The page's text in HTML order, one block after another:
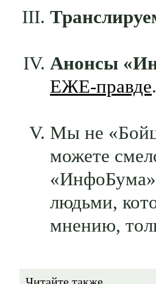
Анонсы
ЕЖЕ-правде.
Мы не
можете
людьми,
мнению,